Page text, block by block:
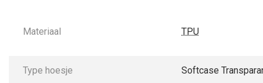
Materiaal TPU
Type hoesje Softcase